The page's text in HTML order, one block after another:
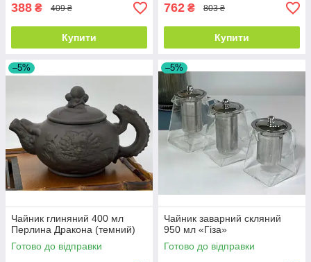
388 ₴ 409 ₴
Купити
762 ₴ 803 ₴
Купити
–5%
Чайник глиняний 400 мл
Перлина Дракона (темний)
Готово до відправки
–5%
Чайник заварний скляний
950 мл «Гіза»
Готово до відправки